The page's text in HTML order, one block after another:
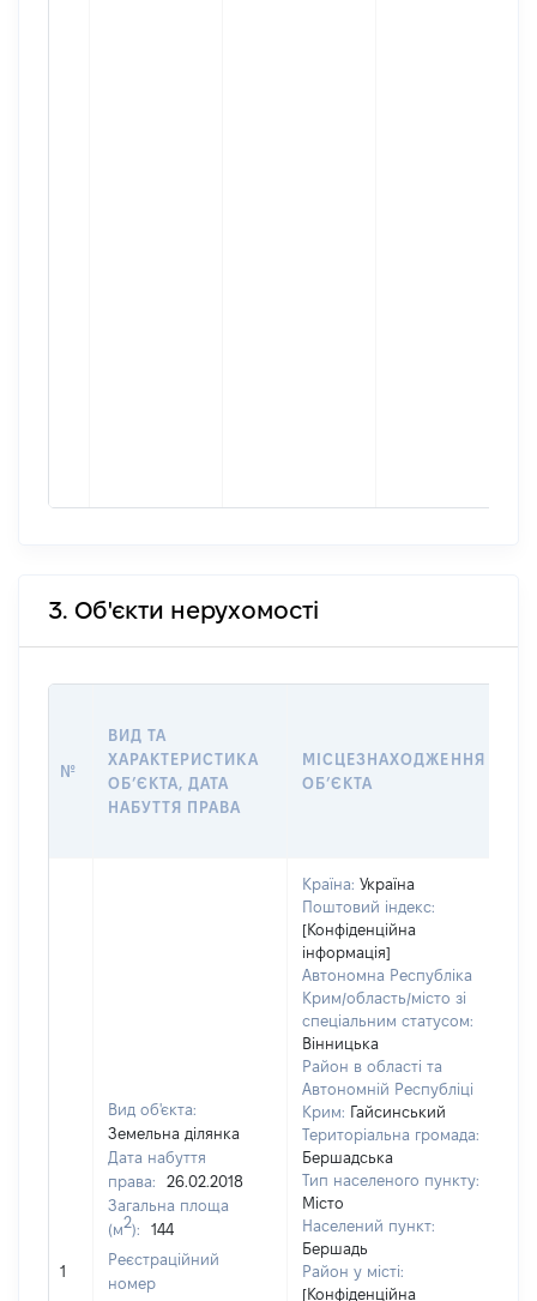
3. Об'єкти нерухомості
№
ВИД ТА
ХАРАКТЕРИСТИКА
ОБʼЄКТА, ДАТА
НАБУТТЯ ПРАВА
МІСЦЕЗНАХОДЖЕННЯ
ОБʼЄКТА
1
Вид об'єкта:
Земельна ділянка
Дата набуття
права:
26.02.2018
Загальна площа
(м2):
144
Реєстраційний
номер
Країна: Україна
Поштовий індекс:
[Конфіденційна
інформація]
Автономна Республіка
Крим/область/місто зі
спеціальним статусом:
Вінницька
Район в області та
Автономній Республіці
Крим: Гайсинський
Територіальна громада:
Бершадська
Тип населеного пункту:
Місто
Населений пункт:
Бершадь
Район у місті:
[Конфіденційна